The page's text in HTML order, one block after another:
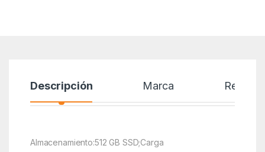
Descripción Marca Reseñas
Almacenamiento:512 GB SSD;Carga